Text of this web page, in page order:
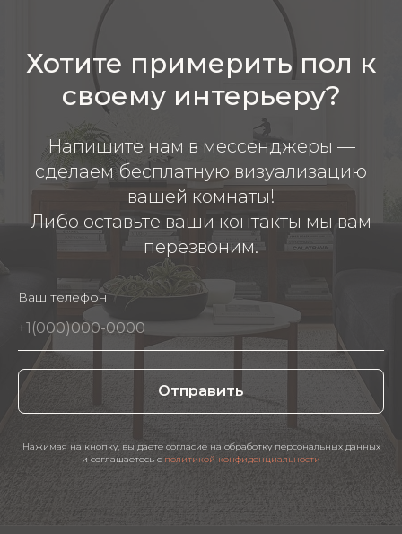
Хотите примерить пол к
своему интерьеру?
Напишите нам в мессенджеры —
сделаем бесплатную визуализацию
вашей комнаты!
Либо оставьте ваши контакты мы вам
перезвоним.
Ваш телефон
Отправить
Нажимая на кнопку, вы даете согласие на обработку персональных данных
и соглашаетесь c политикой конфиденциальности